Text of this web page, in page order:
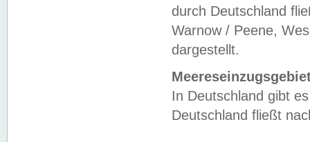
durch Deutschland
Warnow / Peene,
dargestellt.
In Deutschland gibt
Deutschland fließt